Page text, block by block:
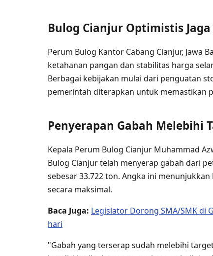
Bulog Cianjur Optimistis
Perum Bulog Kantor Cabang Cianjur, Jawa
ketahanan pangan dan stabilitas harga
Berbagai kebijakan mulai dari penguatan
pemerintah diterapkan untuk memastikan
Penyerapan Gabah Melebihi
Kepala Perum Bulog Cianjur Muhammad
Bulog Cianjur telah menyerap gabah dari
sebesar 33.722 ton. Angka ini
secara maksimal.
Baca Juga: Legislator Dorong SMA/SMK di
hari
"Gabah yang terserap sudah melebihi